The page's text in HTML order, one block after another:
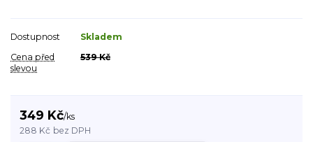
Dostupnost
Skladem
Cena před
slevou
539 Kč
349 Kč/ks
288 Kč bez DPH